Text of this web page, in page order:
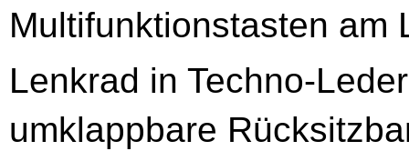
Multifunktionstasten am
Lenkrad in Techno-Leder
umklappbare